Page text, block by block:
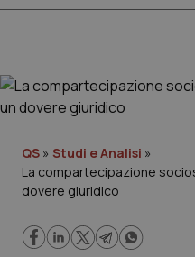
Governo e Parlamento
Regioni e Asl
QS » Studi e Analisi »
La compartecipazione
dovere giuridico